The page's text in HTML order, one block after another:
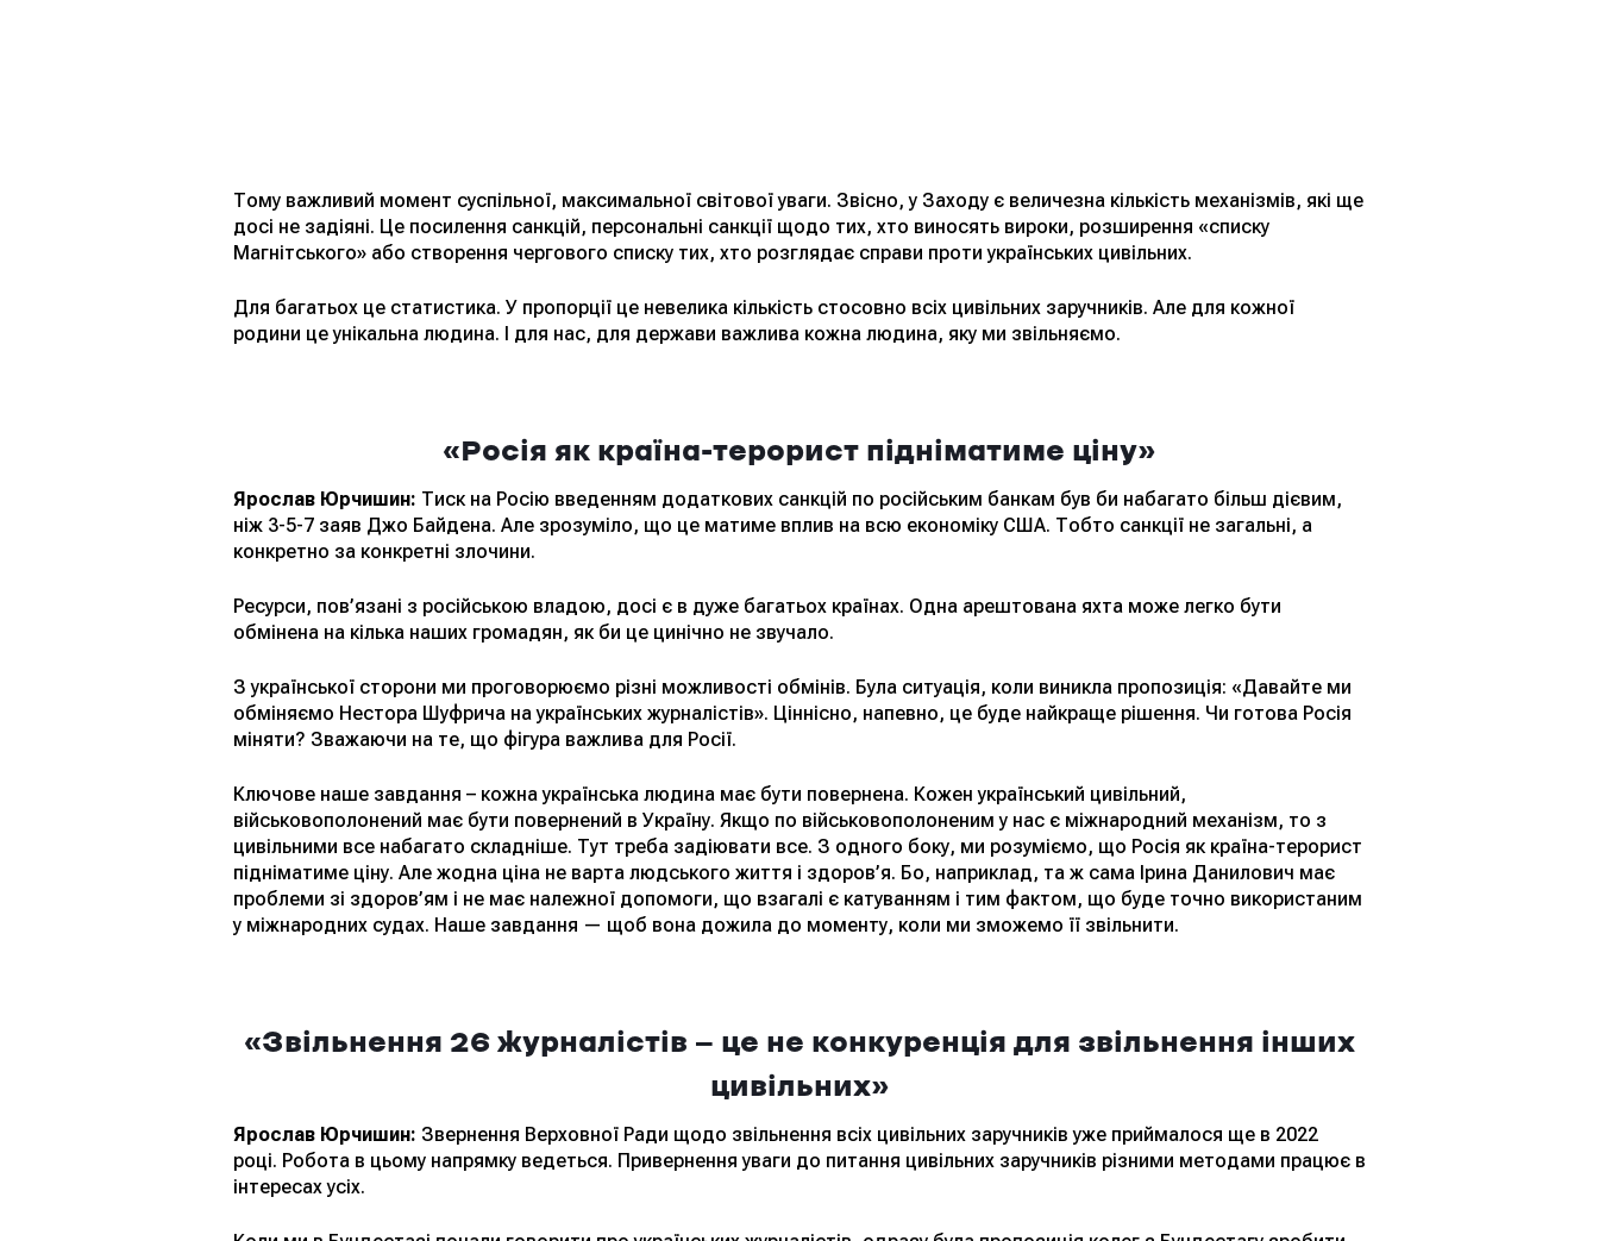
Тому важливий момент суспільної, максимальної світової уваги. Звісно, у Заходу є величезна кількість механізмів, які ще
досі не задіяні. Це посилення санкцій, персональні санкції щодо тих, хто виносять вироки, розширення «списку
Магнітського» або створення чергового списку тих, хто розглядає справи проти українських цивільних.
Для багатьох це статистика. У пропорції це невелика кількість стосовно всіх цивільних заручників. Але для кожної
родини це унікальна людина. І для нас, для держави важлива кожна людина, яку ми звільняємо.
«Росія як країна-терорист підніматиме ціну»
Ярослав Юрчишин: Тиск на Росію введенням додаткових санкцій по російським банкам був би набагато більш дієвим,
ніж 3-5-7 заяв Джо Байдена. Але зрозуміло, що це матиме вплив на всю економіку США. Тобто санкції не загальні, а
конкретно за конкретні злочини.
Ресурси, пов’язані з російською владою, досі є в дуже багатьох країнах. Одна арештована яхта може легко бути
обмінена на кілька наших громадян, як би це цинічно не звучало.
З української сторони ми проговорюємо різні можливості обмінів. Була ситуація, коли виникла пропозиція: «Давайте ми
обміняємо Нестора Шуфрича на українських журналістів». Ціннісно, напевно, це буде найкраще рішення. Чи готова Росія
міняти? Зважаючи на те, що фігура важлива для Росії.
Ключове наше завдання – кожна українська людина має бути повернена. Кожен український цивільний,
військовополонений має бути повернений в Україну. Якщо по військовополоненим у нас є міжнародний механізм, то з
цивільними все набагато складніше. Тут треба задіювати все. З одного боку, ми розуміємо, що Росія як країна-терорист
підніматиме ціну. Але жодна ціна не варта людського життя і здоров’я. Бо, наприклад, та ж сама Ірина Данилович має
проблеми зі здоров’ям і не має належної допомоги, що взагалі є катуванням і тим фактом, що буде точно використаним
у міжнародних судах. Наше завдання — щоб вона дожила до моменту, коли ми зможемо її звільнити.
«Звільнення 26 журналістів — це не конкуренція для звільнення інших
цивільних»
Ярослав Юрчишин: Звернення Верховної Ради щодо звільнення всіх цивільних заручників уже приймалося ще в 2022
році. Робота в цьому напрямку ведеться. Привернення уваги до питання цивільних заручників різними методами працює в
інтересах усіх.